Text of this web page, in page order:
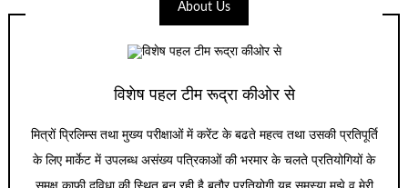
About Us
विशेष पहल टीम रूद्रा कीओर से
मित्रों प्रिलिम्स तथा मुख्य परीक्षाओं में करेंट के बढते महत्व तथा उसकी प्रतिपूर्ति
के लिए मार्केट में उपलब्ध असंख्य पत्रिकाओं की भरमार के चलते प्रतियोगियों के